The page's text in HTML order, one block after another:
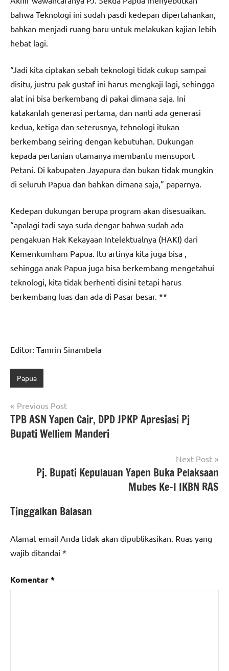
bahwa Teknologi ini sudah pasdi kedepan dipertahankan,
bahkan menjadi ruang baru untuk melakukan kajian lebih
hebat lagi.
“Jadi kita ciptakan sebah teknologi tidak cukup sampai
disitu, justru pak gustaf ini harus mengkaji lagi, sehingga
alat ini bisa berkembang di pakai dimana saja. Ini
katakanlah generasi pertama, dan nanti ada generasi
kedua, ketiga dan seterusnya, tehnologi itukan
berkembang seiring dengan kebutuhan. Dukungan
kepada pertanian utamanya membantu mensuport
Petani. Di kabupaten Jayapura dan bukan tidak mungkin
di seluruh Papua dan bahkan dimana saja,” paparnya.
Kedepan dukungan berupa program akan disesuaikan.
“apalagi tadi saya suda dengar bahwa sudah ada
pengakuan Hak Kekayaan Intelektualnya (HAKI) dari
Kemenkumham Papua. Itu artinya kita juga bisa ,
sehingga anak Papua juga bisa berkembang mengetahui
teknologi, kita tidak berhenti disini tetapi harus
berkembang luas dan ada di Pasar besar. **
Editor: Tamrin Sinambela
Papua
Navigasi
pos
Previous Post
TPB ASN Yapen Cair, DPD JPKP Apresiasi Pj
Bupati Welliem Manderi
Next Post
Pj. Bupati Kepulauan Yapen Buka Pelaksaan
Mubes Ke-I IKBN RAS
Tinggalkan Balasan
Alamat email Anda tidak akan dipublikasikan. Ruas yang
wajib ditandai *
Komentar*